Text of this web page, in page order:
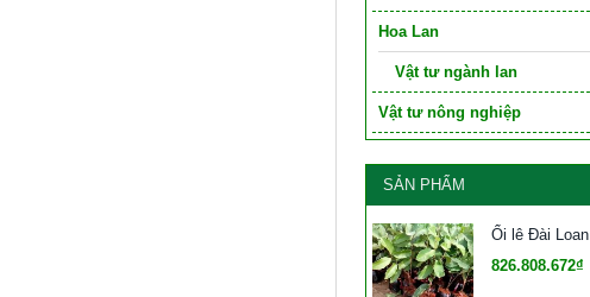
Hoa Lan
Vật tư ngành lan
Vật tư nông nghiệp
SẢN PHẨM
Ổi lê Đài Loan
826.808.672₫